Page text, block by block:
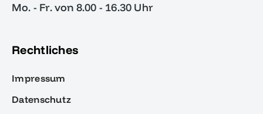
Mo. - Fr. von 8.00 - 16.30 Uhr
Rechtliches
Impressum
Datenschutz